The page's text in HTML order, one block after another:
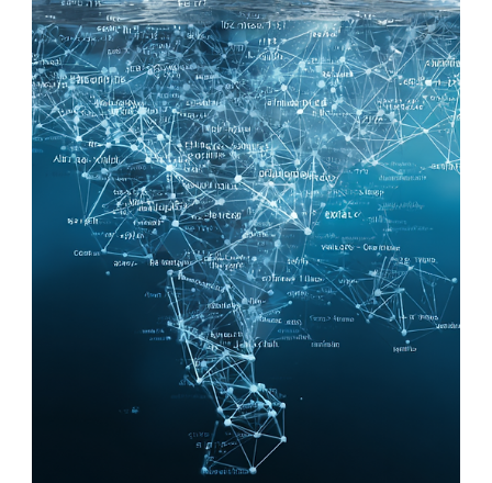
GEO-ready
Wie schaffe ich es, dass KI-Modelle wie Google SGE,
ChatGPT oder Perplexity meinen Inhalt in ihre Antworten
(Google KI-Übersicht) einbauen?